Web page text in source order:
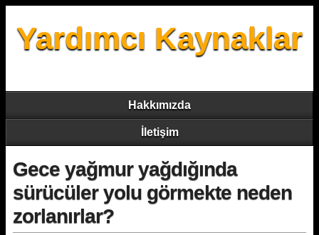
Yardımcı Kaynaklar
Hakkımızda
İletişim
Gece yağmur yağdığında
sürücüler yolu görmekte neden
zorlanırlar?